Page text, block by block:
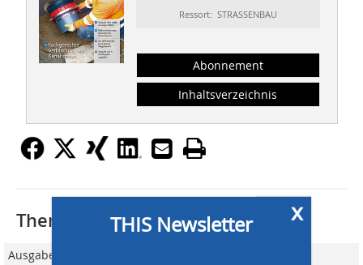
Ressort: STRASSENBAU
Abonnement
Inhaltsverzeichnis
x
THIS Newsletter
Thematisch passende Artikel:
Ausgabe 6-7/2020